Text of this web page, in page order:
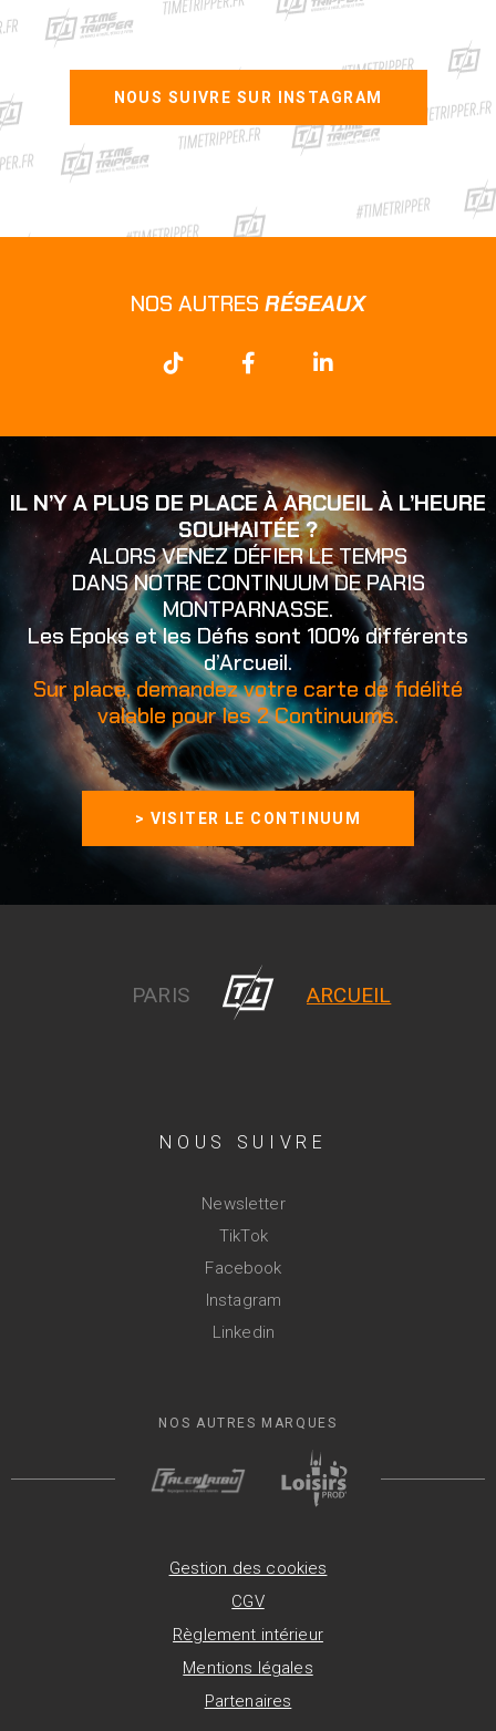
NOUS SUIVRE SUR INSTAGRAM
NOS AUTRES RÉSEAUX
IL N’Y A PLUS DE PLACE À ARCUEIL À L’HEURE
SOUHAITÉE ?
ALORS VENEZ DÉFIER LE TEMPS
DANS NOTRE CONTINUUM DE PARIS
MONTPARNASSE.
Les Epoks et les Défis sont 100% différents
d’Arcueil.
Sur place, demandez votre carte de fidélité
valable pour les 2 Continuums.
> VISITER LE CONTINUUM
PARIS ARCUEIL
NOUS SUIVRE
Newsletter
TikTok
Facebook
Instagram
Linkedin
NOS AUTRES MARQUES
Gestion des cookies
CGV
Règlement intérieur
Mentions légales
Partenaires